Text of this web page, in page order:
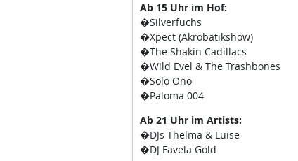
Ab 15 Uhr im Hof:
�Silverfuchs
�Xpect (Akrobatikshow)
�The Shakin Cadillacs
�Wild Evel & The Trashbones
�Solo Ono
�Paloma 004
Ab 21 Uhr im Artists:
�DJs Thelma & Luise
�DJ Favela Gold